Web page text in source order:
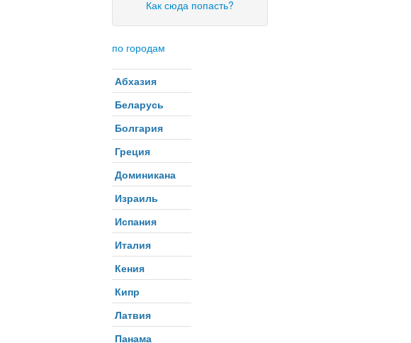
Как сюда попасть?
по городам
Абхазия
Беларусь
Болгария
Греция
Доминикана
Израиль
Испания
Италия
Кения
Кипр
Латвия
Панама